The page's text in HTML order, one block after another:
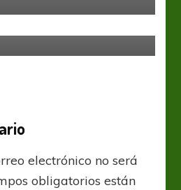
electrónico no será
obligatorios están